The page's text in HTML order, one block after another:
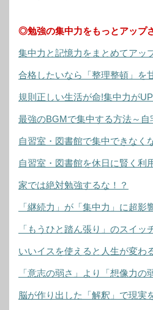
◎勉強の集中力をもっとアップ
集中力と記憶力をまとめてアッ
合格したいなら「整理整頓」を
規則正しい生活が命!集中力が
最強のBGMで集中する方法～自
自習室・図書館で集中できなく
自習室・図書館を休日に賢く利
家では絶対勉強するな！？
「継続力」が「集中力」に超影
「もうひと踏ん張り」のスイッ
いいイスを使えると人生が変わ
「意志の弱さ」より「想像力の
脳が作り出した「解釈」で現実